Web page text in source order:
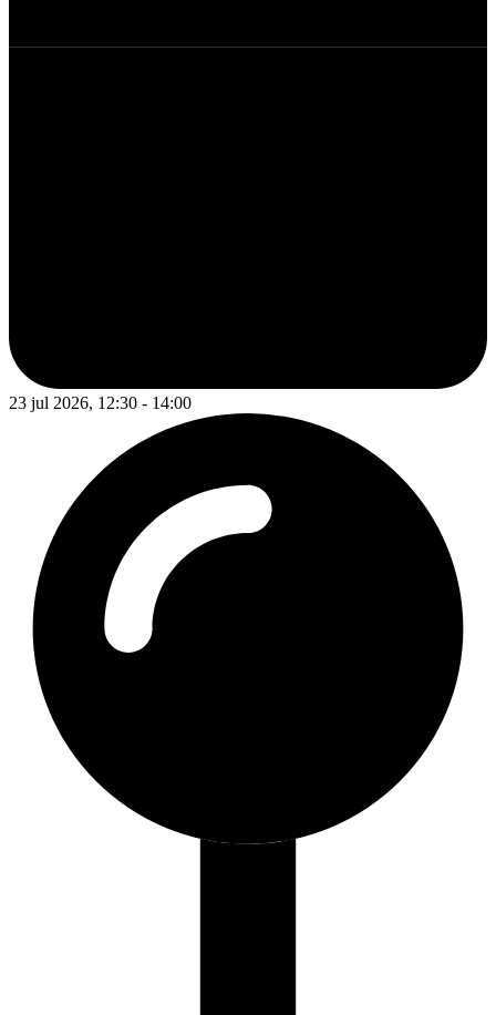
23 jul 2026, 12:30 - 14:00